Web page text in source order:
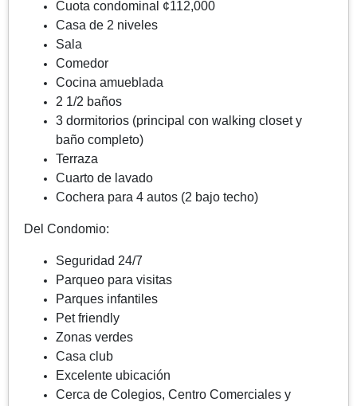
Cuota condominal ¢112,000
Casa de 2 niveles
Sala
Comedor
Cocina amueblada
2 1/2 baños
3 dormitorios (principal con walking closet y
baño completo)
Terraza
Cuarto de lavado
Cochera para 4 autos (2 bajo techo)
Del Condomio:
Seguridad 24/7
Parqueo para visitas
Parques infantiles
Pet friendly
Zonas verdes
Casa club
Excelente ubicación
Cerca de Colegios, Centro Comerciales y